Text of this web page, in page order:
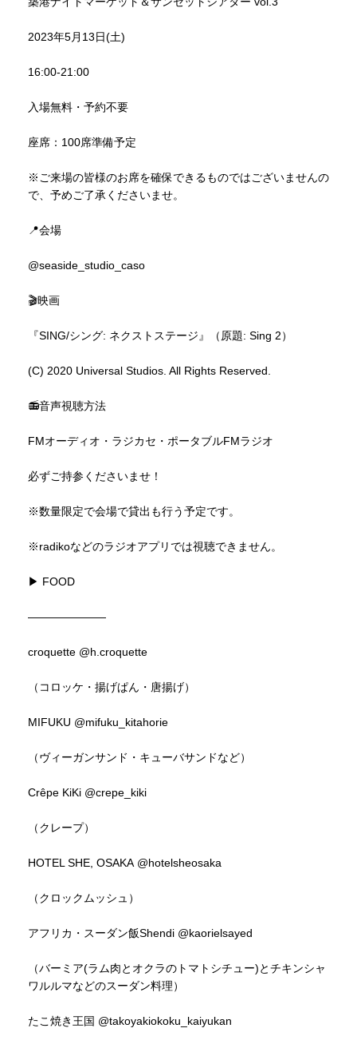
2023年5月13日(土)
16:00-21:00
入場無料・予約不要
座席：100席準備予定
※ご来場の皆様のお席を確保できるものではございませんの
で、予めご了承くださいませ。
📍会場
@seaside_studio_caso
🎬映画
『SING/シング: ネクストステージ』（原題: Sing 2）
(C) 2020 Universal Studios. All Rights Reserved.
📻音声視聴方法
FMオーディオ・ラジカセ・ポータブルFMラジオ
必ずご持参くださいませ！
※数量限定で会場で貸出も行う予定です。
※radikoなどのラジオアプリでは視聴できません。
▶︎ FOOD
———————
croquette @h.croquette
（コロッケ・揚げぱん・唐揚げ）
MIFUKU @mifuku_kitahorie
（ヴィーガンサンド・キューバサンドなど）
Crêpe KiKi @crepe_kiki
（クレープ）
HOTEL SHE, OSAKA @hotelsheosaka
（クロックムッシュ）
アフリカ・スーダン飯Shendi @kaorielsayed
（バーミア(ラム肉とオクラのトマトシチュー)とチキンシャ
ワルルマなどのスーダン料理）
たこ焼き王国 @takoyakiokoku_kaiyukan